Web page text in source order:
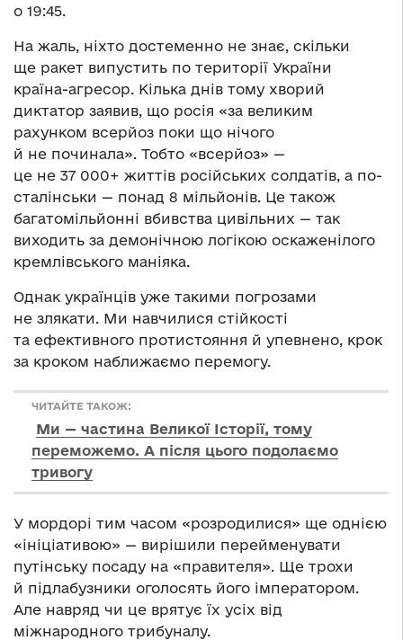
о 19:45.
На жаль, ніхто достеменно не знає, скільки
ще ракет випустить по території України
країна-агресор. Кілька днів тому хворий
диктатор заявив, що росія «за великим
рахунком всерйоз поки що нічого
й не починала». Тобто «всерйоз» —
це не 37 000+ життів російських солдатів, а по-
сталінськи — понад 8 мільйонів. Це також
багатомільйонні вбивства цивільних — так
виходить за демонічною логікою оскаженілого
кремлівського маніяка.
Однак українців уже такими погрозами
не злякати. Ми навчилися стійкості
та ефективного протистояння й упевнено, крок
за кроком наближаємо перемогу.
ЧИТАЙТЕ ТАКОЖ:
Ми — частина Великої Історії, тому
переможемо. А після цього подолаємо
тривогу
У мордорі тим часом «розродилися» ще однією
«ініціативою» — вирішили перейменувати
путінську посаду на «правителя». Ще трохи
й підлабузники оголосять його імператором.
Але навряд чи це врятує їх усіх від
міжнародного трибуналу.